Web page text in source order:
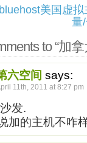
to “加
六空间 says:
11th, 2011 at 8:27 pm
发.
加的主机不咋